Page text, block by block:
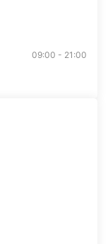
09:00 - 21:00